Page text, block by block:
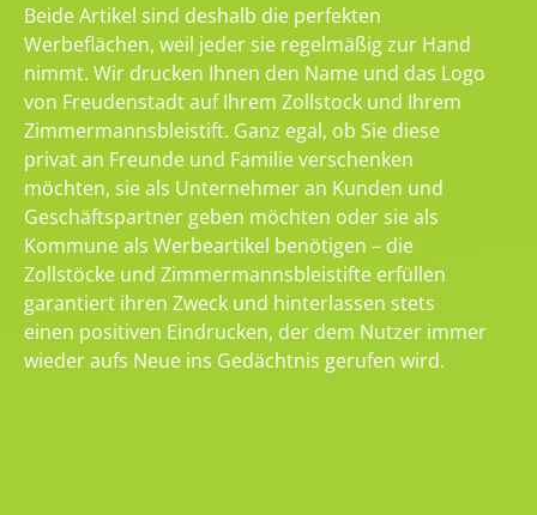
Beide Artikel sind deshalb die perfekten
Werbeflächen, weil jeder sie regelmäßig zur Hand
nimmt. Wir drucken Ihnen den Name und das Logo
von Freudenstadt auf Ihrem Zollstock und Ihrem
Zimmermannsbleistift. Ganz egal, ob Sie diese
privat an Freunde und Familie verschenken
möchten, sie als Unternehmer an Kunden und
Geschäftspartner geben möchten oder sie als
Kommune als Werbeartikel benötigen – die
Zollstöcke und Zimmermannsbleistifte erfüllen
garantiert ihren Zweck und hinterlassen stets
einen positiven Eindrucken, der dem Nutzer immer
wieder aufs Neue ins Gedächtnis gerufen wird.